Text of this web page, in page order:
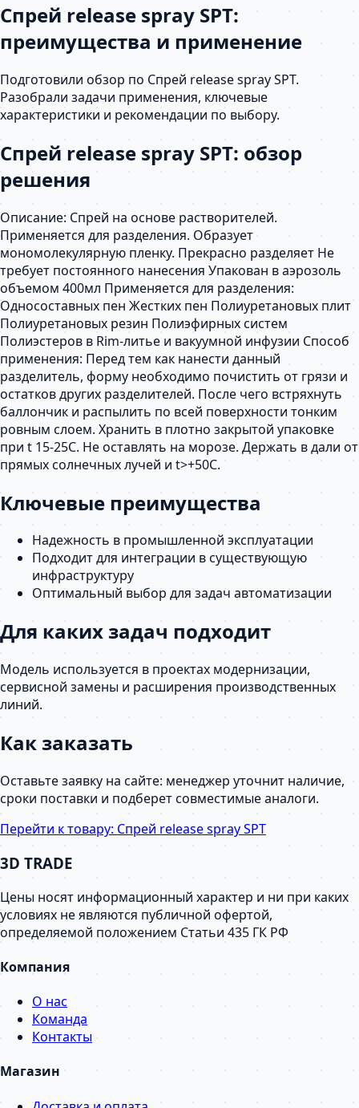
Спрей release spray SPT:
преимущества и применение
Подготовили обзор по Спрей release spray SPT.
Разобрали задачи применения, ключевые
характеристики и рекомендации по выбору.
Спрей release spray SPT: обзор
решения
Описание: Спрей на основе растворителей.
Применяется для разделения. Образует
мономолекулярную пленку. Прекрасно разделяет Не
требует постоянного нанесения Упакован в аэрозоль
объемом 400мл Применяется для разделения:
Односоставных пен Жестких пен Полиуретановых плит
Полиуретановых резин Полиэфирных систем
Полиэстеров в Rim-литье и вакуумной инфузии Способ
применения: Перед тем как нанести данный
разделитель, форму необходимо почистить от грязи и
остатков других разделителей. После чего встряхнуть
баллончик и распылить по всей поверхности тонким
ровным слоем. Хранить в плотно закрытой упаковке
при t 15-25C. Не оставлять на морозе. Держать в дали от
прямых солнечных лучей и t>+50C.
Ключевые преимущества
Надежность в промышленной эксплуатации
Подходит для интеграции в существующую
инфраструктуру
Оптимальный выбор для задач автоматизации
Для каких задач подходит
Модель используется в проектах модернизации,
сервисной замены и расширения производственных
линий.
Как заказать
Оставьте заявку на сайте: менеджер уточнит наличие,
сроки поставки и подберет совместимые аналоги.
Перейти к товару: Спрей release spray SPT
3D TRADE
Цены носят информационный характер и ни при каких
условиях не являются публичной офертой,
определяемой положением Статьи 435 ГК РФ
Компания
О нас
Команда
Контакты
Магазин